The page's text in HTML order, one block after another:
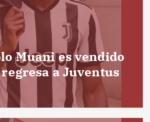
Muani es vendido
a Juventus